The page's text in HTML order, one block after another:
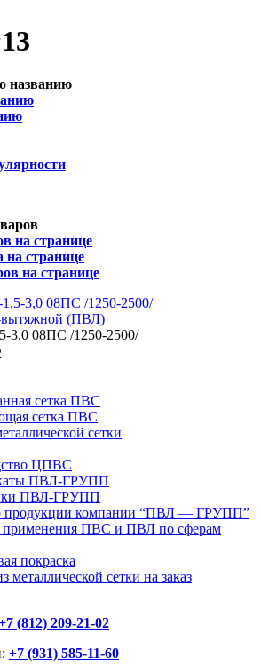
названию
на странице
на странице
на странице
вытяжной (ПВЛ)
3,0 08ПС /1250-2500/
сетка ПВС
сетка ПВС
сетки
ЦПВС
ПВЛ-ГРУПП
ПВЛ-ГРУПП
продукции компании “ПВЛ — ГРУПП”
ПВС и ПВЛ по сферам
покраска
металлической сетки на заказ
(812) 209-21-02
+7 (931) 585-11-60